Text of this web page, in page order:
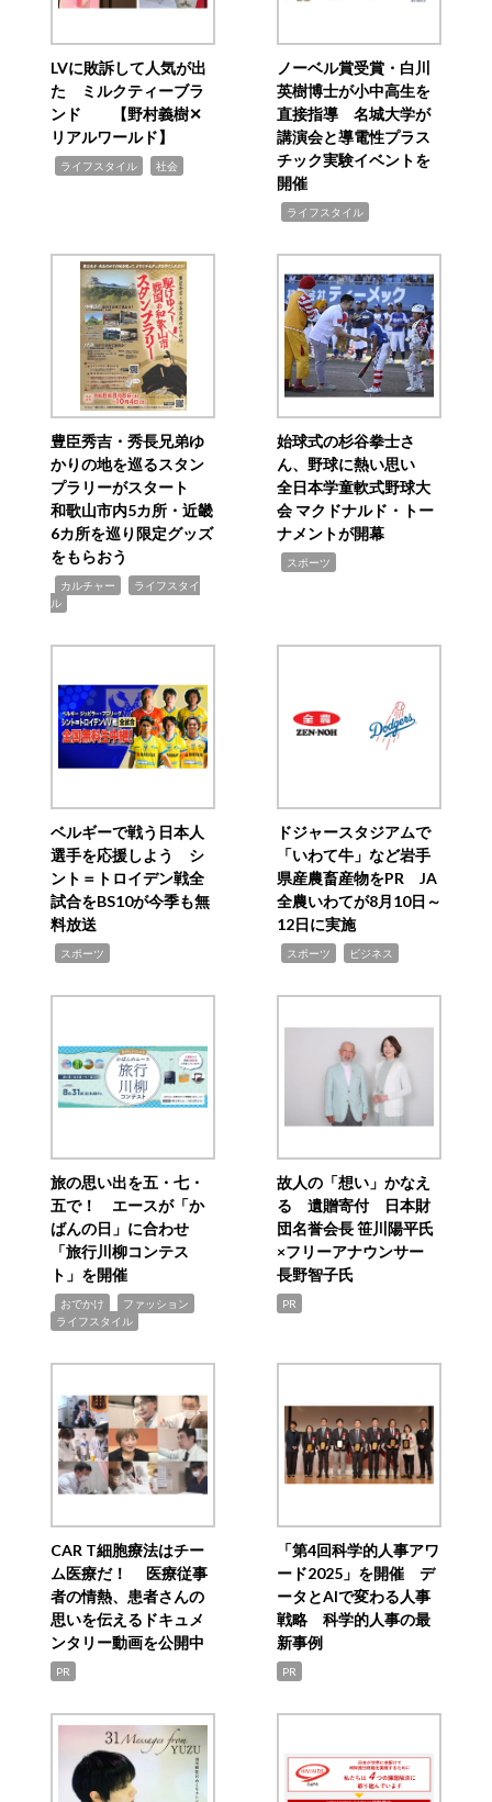
LVに敗訴して人気が出
た ミルクティーブラ
ンド 【野村義樹✕
リアルワールド】
ライフスタイル 社会
ノーベル賞受賞・白川
英樹博士が小中高生を
直接指導 名城大学が
講演会と導電性プラス
チック実験イベントを
開催
ライフスタイル
豊臣秀吉・秀長兄弟ゆ
かりの地を巡るスタン
プラリーがスタート
和歌山市内5カ所・近畿
6カ所を巡り限定グッズ
をもらおう
カルチャー
ライフスタイ
ル
始球式の杉谷拳士さ
ん、野球に熱い思い
全日本学童軟式野球大
会 マクドナルド・トー
ナメントが開幕
スポーツ
ベルギーで戦う日本人
選手を応援しよう シ
ント＝トロイデン戦全
試合をBS10が今季も無
料放送
スポーツ
ドジャースタジアムで
「いわて牛」など岩手
県産農畜産物をPR JA
全農いわてが8月10日～
12日に実施
スポーツ ビジネス
旅の思い出を五・七・
五で！ エースが「か
ばんの日」に合わせ
「旅行川柳コンテス
ト」を開催
おでかけ ファッション
ライフスタイル
故人の「想い」かなえ
る 遺贈寄付 日本財
団名誉会長 笹川陽平氏
×フリーアナウンサー
長野智子氏
PR
CAR T細胞療法はチー
ム医療だ！ 医療従事
者の情熱、患者さんの
思いを伝えるドキュメ
ンタリー動画を公開中
PR
「第4回科学的人事アワ
ード2025」を開催 デ
ータとAIで変わる人事
戦略 科学的人事の最
新事例
PR